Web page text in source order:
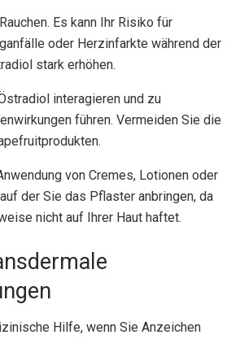
Es kann Ihr Risiko für
oder Herzinfarkte während der
stark erhöhen.
interagieren und zu
führen. Vermeiden Sie die
von Cremes, Lotionen oder
der Sie das Pflaster anbringen, da
nicht auf Ihrer Haut haftet.
Hilfe, wenn Sie Anzeichen